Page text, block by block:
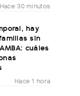
Hace 30 minutos
hay
sin
cuáles
Hace 1 hora